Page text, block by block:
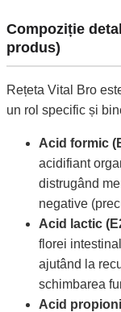
Compoziție
produs)
Rețeta Vital Bro
un rol specific și
Acid formic
acidifiant
distrugând
negative
Acid lactic
florei
ajutând la
schimbarea
Acid